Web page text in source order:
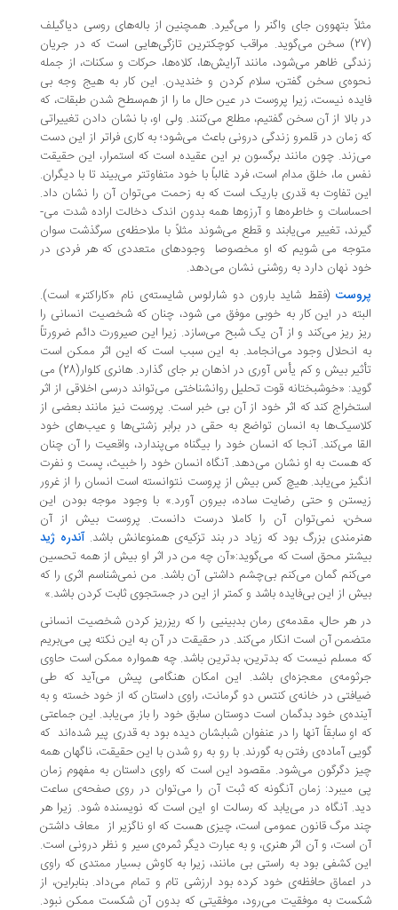
بتهوون جای واگنر را می­‌گیرد. همچنین از باله‌­های روسی دیاگیلف
(27) سخن می­‌گوید. مراقب کوچک­ترین تازگی‌هایی است که در جریان
ظاهر می‌­شود، مانند آرایش‌ها، کلاه‌ها، حرکات و سکنات، از جمله
سخن گفتن، سلام کردن و خندیدن. این کار به هیج وجه بی
نیست، زیرا پروست در عین حال ما را از هم‌سطح شدن طبقات، که
بالا از آن سخن گفتیم، مطلع می­‌کنند. ولی او، با نشان دادن تغییراتی
زمان در قلمرو زندگی درونی باعث می­‌شود؛ به کاری فراتر از این دست
چون مانند برگسون بر این عقیده است که استمرار، این حقیقت
ما، خلق مدام است، فرد غالباً با خود متفاوت­تر می‌­بیند تا با دیگران.
تفاوت به قدری باریک است که به زحمت می‌­توان آن را نشان داد.
و خاطره‌­ها و آرزوها همه بدون اندک دخالت اراده شدت می‌­
تغییر می‌­یابند و قطع می­‌شوند مثلاً با ملاحظه­‌ی سرگذشت سوان
می شویم که او مخصوصا وجودهای متعددی که هر فردی در
نهان دارد به روشنی نشان می­‌دهد.
(فقط شاید بارون دو شارلوس شایسته­‌ی نام «کاراکتر» است).
در این کار به خوبی موفق می شود، چنان که شخصیت انسانی را
ریز می­‌کند و از آن یک شبح می­‌سازد. زیرا این صیرورت دائم ضرورتاً
انحلال وجود می‌­انجامد. به این سبب است که این اثر ممکن است
تأثیر بیش و کم یأس آوری در اذهان بر جای گذارد. هانری کلوار(28) می­‌
«خوشبختانه قوت تحلیل روان­شناختی می‌­تواند درسی اخلاقی از اثر
کند که اثر خود از آن بی خبر است. پروست نیز مانند بعضی از
به انسان تواضع به حقی در برابر زشتی‌ها و عیب‌های خود
می­‌کند. آنجا که انسان خود را بی­گناه می­‌پندارد، واقعیت را آن چنان
هست به او نشان می­‌دهد. آن­گاه انسان خود را خبیث، پست و نفرت­‌
می‌­یابد. هیچ کس بیش از پروست نتوانسته است انسان را از غرور
و حتی رضایت ساده، بیرون آورد.» با وجود موجه بودن این
نمی‌­توان آن را کاملا درست دانست. پروست بیش از آن
بزرگ بود که زیاد در بند تزکیه­‌ی همنوعانش باشد. آندره ژید
محق است که می­‌گوید:«آن چه من در اثر او بیش از همه تحسین
گمان می­‌کنم بی‌­چشم داشتی آن باشد. من نمی‌­شناسم اثری را که
از این بی­‌فایده باشد و کمتر از این در جستجوی ثابت کردن باشد.»
هر حال، مقدمه‌­ی رمان بدبینیی را که ریزریز کردن شخصیت انسانی
آن است انکار می­‌کند. در حقیقت در آن به این نکته پی می­‌بریم
مسلم نیست که بدترین، بدترین باشد. چه همواره ممکن است حاوی
معجزه­‌ای باشد. این امکان هنگامی پیش می‌­آید که طی
در خانه­‌ی کنتس دو گرمانت، راوی داستان که از خود خسته و به
خود بدگمان است دوستان سابق خود را باز می‌‌­یابد. این جماعتی
او سابقاً آنها را در عنفوان شبابشان دیده بود به قدری پیر شده‌­اند که
آماده‌­ی رفتن به گورند. با رو به رو شدن با این حقیقت، ناگهان همه
دگرگون می­‌شود. مقصود این است که راوی داستان به مفهوم زمان
می­برد: زمان آن­گونه که ثبت آن را می‌­توان در روی صفحه­‌ی ساعت
آن­گاه در می‌­یابد که رسالت او این است که نویسنده شود. زیرا هر
مرگ قانون عمومی است، چیزی هست که او ناگزیر از معاف داشتن
است، و آن اثر هنری، و به عبارت دیگر ثمره­‌ی سیر و نظر درونی است.
کشفی بود به راستی بی مانند، زیرا به کاوش بسیار ممتدی که راوی
اعماق حافظه­‌ی خود کرده بود ارزشی تام و تمام می­‌داد. بنابراین، از
به موفقیت می­‌رود، موفقیتی که بدون آن شکست ممکن نبود.